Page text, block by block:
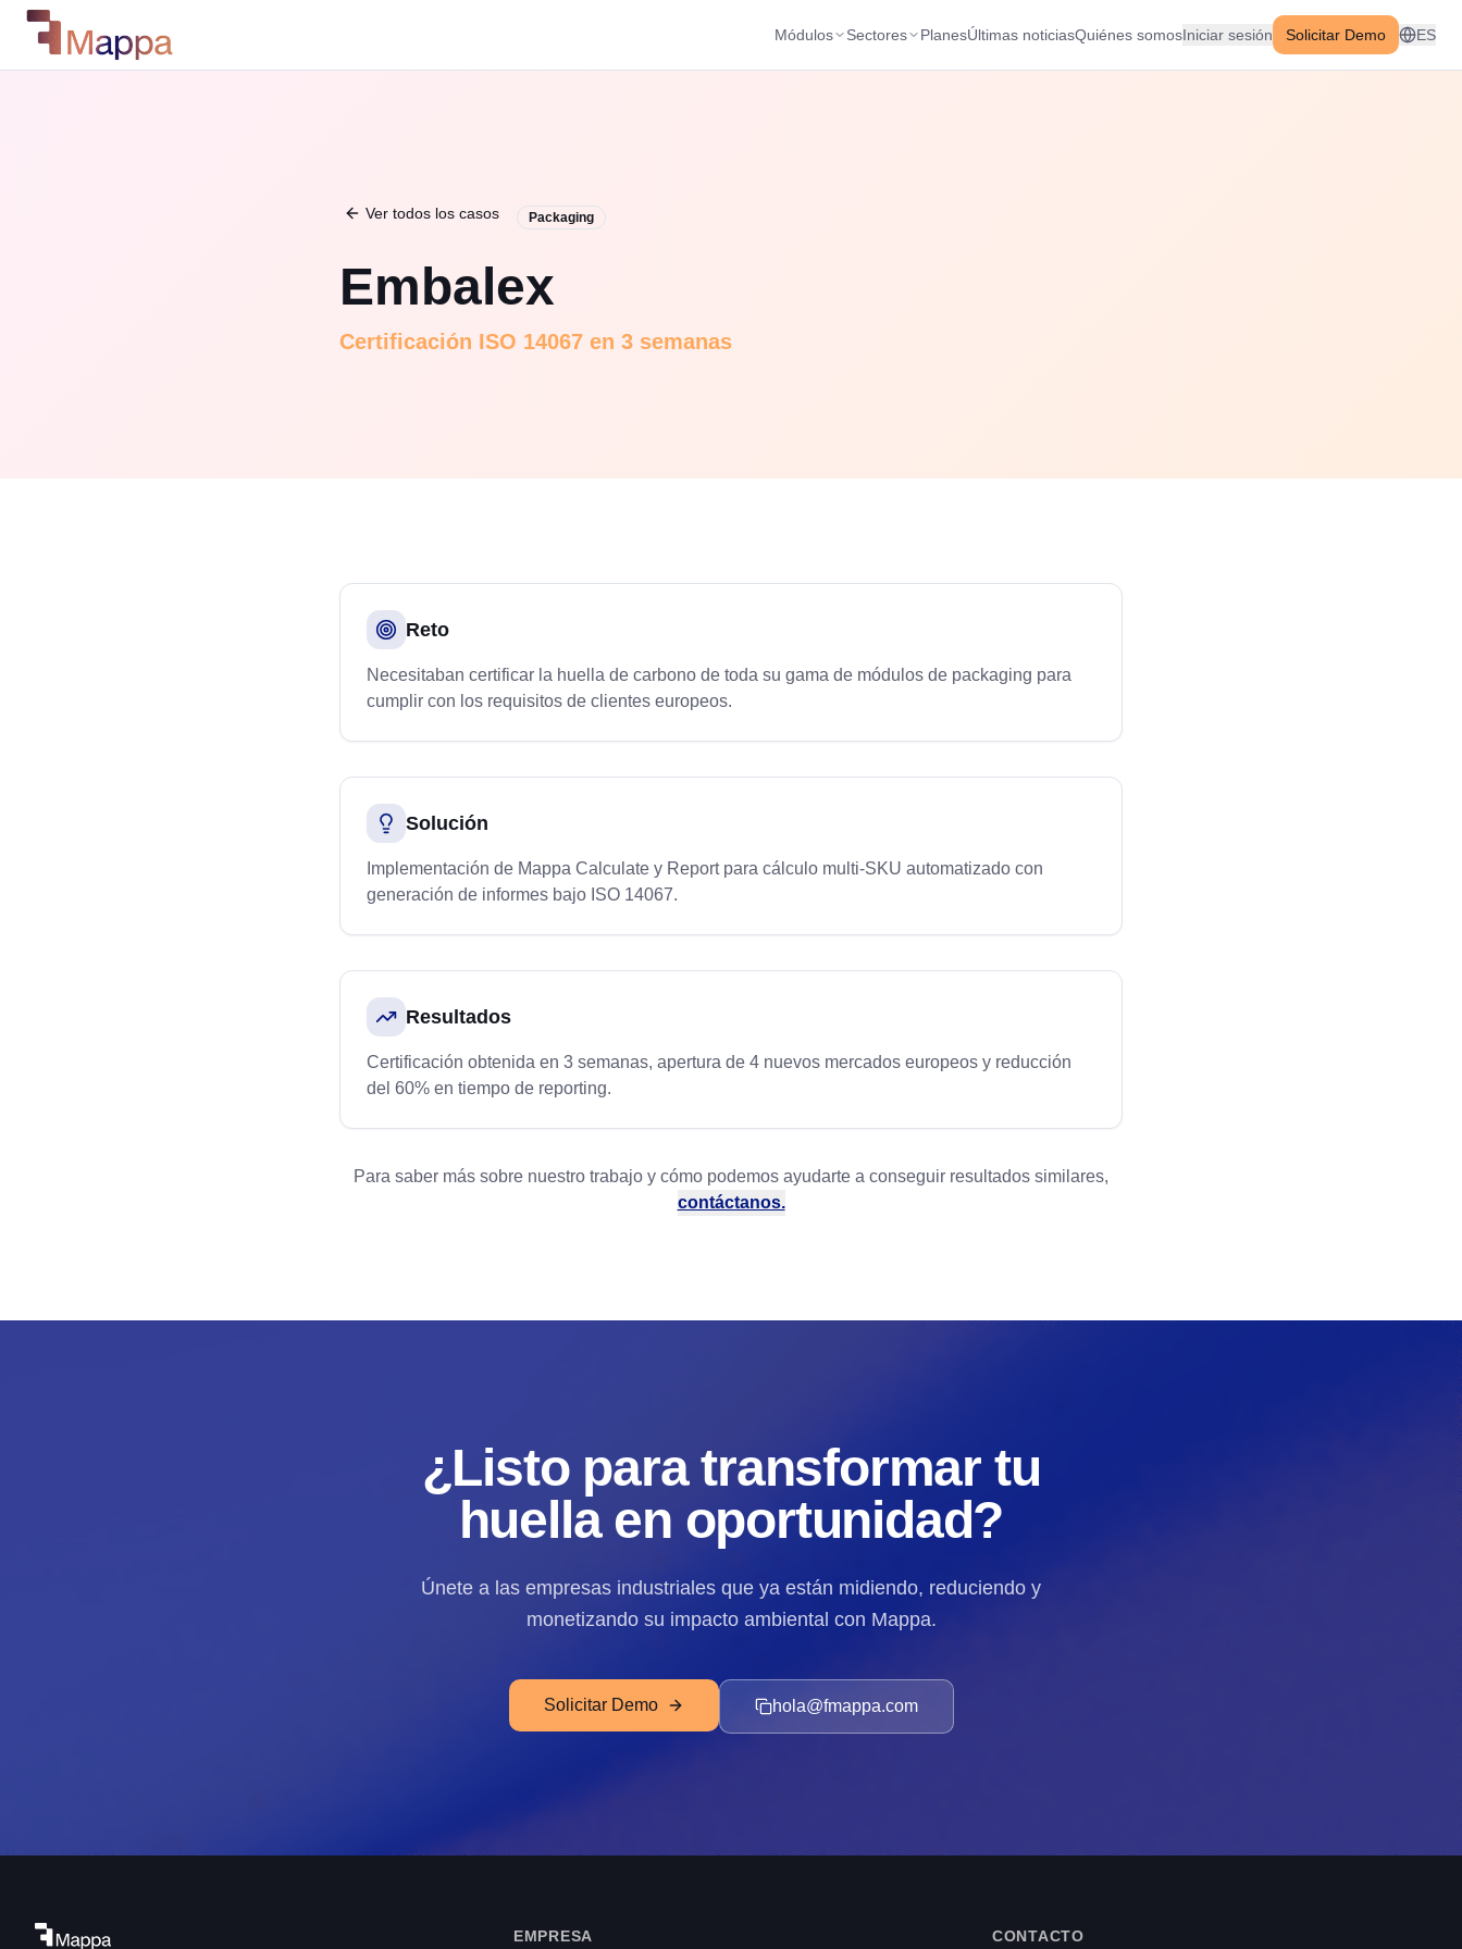
Módulos Sectores PlanesÚltimas noticiasQuiénes somosIniciar sesión Solicitar Demo ES
Ver todos los casos Packaging
Embalex
Certificación ISO 14067 en 3 semanas
Reto
Necesitaban certificar la huella de carbono de toda su gama de módulos de packaging para
cumplir con los requisitos de clientes europeos.
Solución
Implementación de Mappa Calculate y Report para cálculo multi-SKU automatizado con
generación de informes bajo ISO 14067.
Resultados
Certificación obtenida en 3 semanas, apertura de 4 nuevos mercados europeos y reducción
del 60% en tiempo de reporting.
Para saber más sobre nuestro trabajo y cómo podemos ayudarte a conseguir resultados similares,
contáctanos.
¿Listo para transformar tu
huella en oportunidad?
Únete a las empresas industriales que ya están midiendo, reduciendo y
monetizando su impacto ambiental con Mappa.
Solicitar Demo hola@fmappa.com
EMPRESA CONTACTO